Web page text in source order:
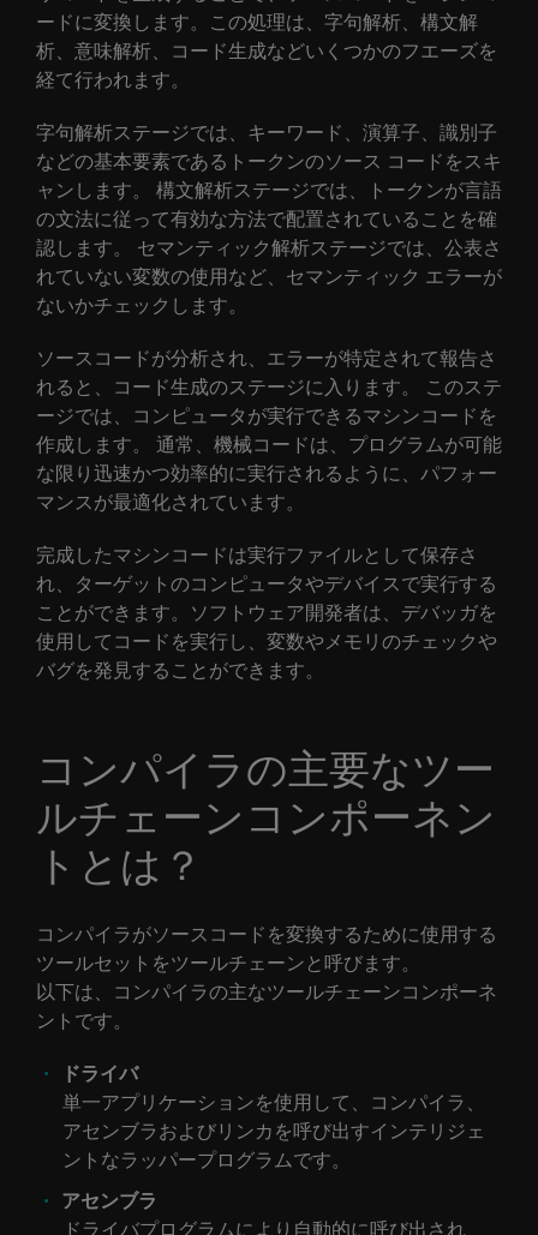
ードに変換します。この処理は、字句解析、構文解
析、意味解析、コード生成などいくつかのフエーズを
経て行われます。
字句解析ステージでは、キーワード、演算子、識別子
などの基本要素であるトークンのソース コードをスキ
ャンします。 構文解析ステージでは、トークンが言語
の文法に従って有効な方法で配置されていることを確
認します。 セマンティック解析ステージでは、公表さ
れていない変数の使用など、セマンティック エラーが
ないかチェックします。
ソースコードが分析され、エラーが特定されて報告さ
れると、コード生成のステージに入ります。 このステ
ージでは、コンピュータが実行できるマシンコードを
作成します。 通常、機械コードは、プログラムが可能
な限り迅速かつ効率的に実行されるように、パフォー
マンスが最適化されています。
完成したマシンコードは実行ファイルとして保存さ
れ、ターゲットのコンピュータやデバイスで実行する
ことができます。ソフトウェア開発者は、デバッガを
使用してコードを実行し、変数やメモリのチェックや
バグを発見することができます。
コンパイラの主要なツー
ルチェーンコンポーネン
トとは？
コンパイラがソースコードを変換するために使用する
ツールセットをツールチェーンと呼びます。
以下は、コンパイラの主なツールチェーンコンポーネ
ントです。
ドライバ
単一アプリケーションを使用して、コンパイラ、
アセンブラおよびリンカを呼び出すインテリジェ
ントなラッパープログラムです。
アセンブラ
ドライバプログラムにより自動的に呼び出され